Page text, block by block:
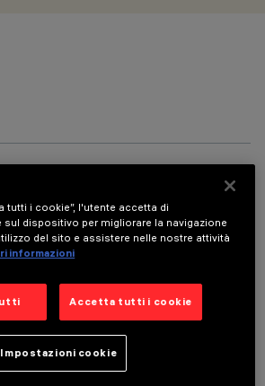
05/08/2026
lineare ad incasso a 5 elementi
- ottiche fisse. Nonostante le
del prodotto, la tecnologia
ottico garantisce un flusso efficace
visivo ad abbagliamento controllato.
tutti i cookie”, l'utente accetta di
sul dispositivo per migliorare la navigazione
del sito e assistere nelle nostre attività
informazioni
Accetta tutti i cookie
Impostazioni cookie